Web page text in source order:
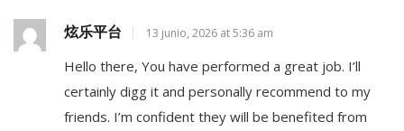
炫乐平台 13 junio, 2026 at 5:36 am
Hello there, You have performed a great job. I’ll
certainly digg it and personally recommend to my
friends. I’m confident they will be benefited from